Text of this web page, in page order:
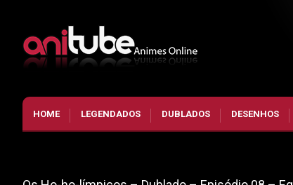
HOME LEGENDADOS DUBLADOS DESENHOS